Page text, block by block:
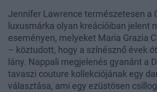
Jennifer Lawrence természetesen a
luxusmárka olyan kreációiban jelent
eseményen, melyeket Maria Grazia
– köztudott, hogy a színésznő évek
lány. Nappali megjelenés gyanánt a
tavaszi couture kollekciójának egy
választása, ami egy ezüstösen